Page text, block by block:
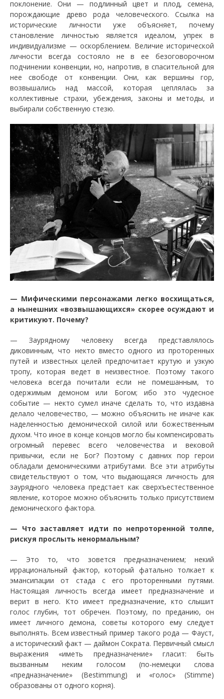
поклонение. Они — подлинный цвет и плод, семена,
порождающие древо рода человеческого. Ссылка на
исторические личности уже объясняет, почему
становление личностью является идеалом, упрек в
индивидуализме — оскорблением. Величие исторической
личности всегда состояло не в ее безоговорочном
подчинении конвенции, но, напротив, в спасительной для
нее свободе от конвенции. Они, как вершины гор,
возвышались над массой, которая цеплялась за
коллективные страхи, убеждения, законы и методы, и
выбирали собственную стезю.
— Мифическими персонажами легко восхищаться,
а нынешних «возвышающихся» скорее осуждают и
критикуют. Почему?
— Заурядному человеку всегда представлялось
диковинным, что некто вместо одного из проторенных
путей и известных целей предпочитает крутую и узкую
тропу, которая ведет в неизвестное. Поэтому такого
человека всегда почитали если не помешанным, то
одержимым демоном или Богом; ибо это чудесное
событие — некто сумел иначе сделать то, что издавна
делало человечество, — можно объяснить не иначе как
наделенностью демонической силой или божественным
духом. Что иное в конце концов могло бы компенсировать
огромный перевес всего человечества и вековой
привычки, если не Бог? Поэтому с давних пор герои
обладали демоническими атрибутами. Все эти атрибуты
свидетельствуют о том, что выдающаяся личность для
заурядного человека предстает как сверхъестественное
явление, которое можно объяснить только присутствием
демонического фактора.
— Что заставляет идти по непроторенной толпе,
рискуя прослыть ненормальным?
— Это то, что зовется предназначением; некий
иррациональный фактор, который фатально толкает к
эмансипации от стада с его проторенными путями.
Настоящая личность всегда имеет предназначение и
верит в него. Кто имеет предназначение, кто слышит
голос глубин, тот обречен. Поэтому, по преданию, он
имеет личного демона, советы которого ему следует
выполнять. Всем известный пример такого рода — Фауст,
а исторический факт — даймон Сократа. Первичный смысл
выражения «иметь предназначение» гласит: быть
вызванным неким голосом (по-немецки слова
«предназначение» (Bestimmung) и «голос» (Stimme)
образованы от одного корня).